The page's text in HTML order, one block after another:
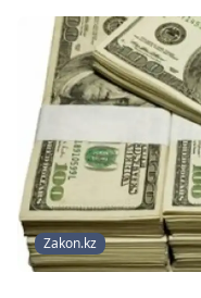
Zakon.kz